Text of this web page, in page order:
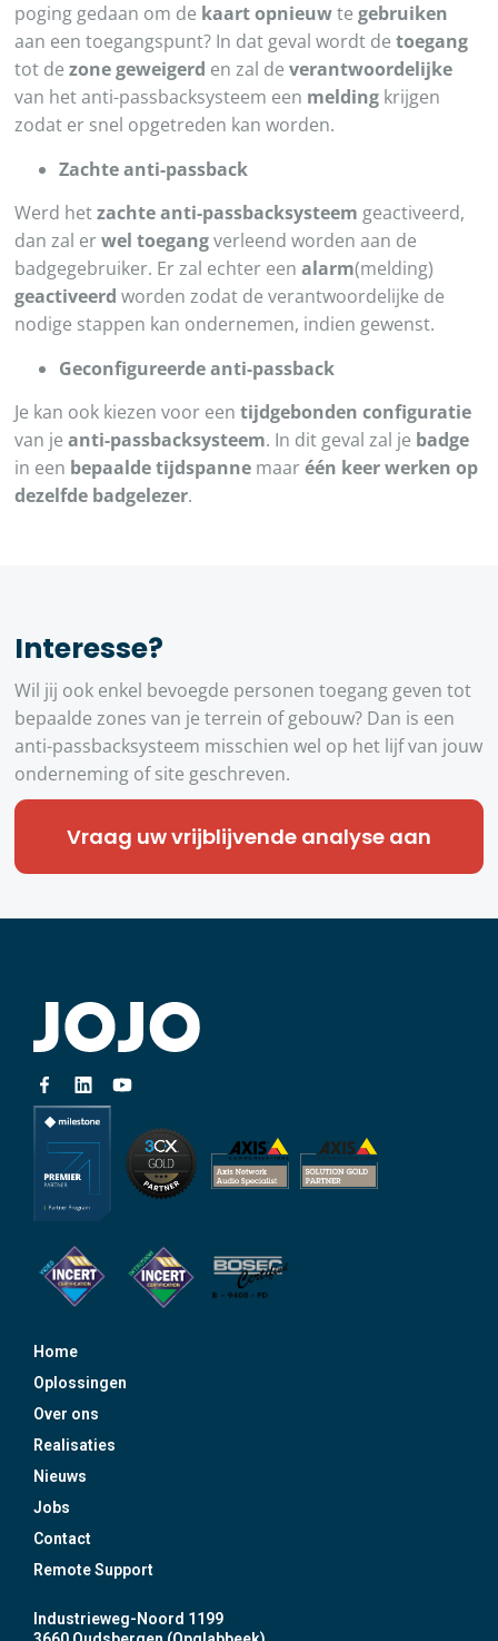
poging gedaan om de kaart opnieuwtegebruiken
aan een toegangspunt? In dat geval wordt detoegang
tot dezone geweigerd en zal deverantwoordelijke
van het anti-passbacksysteem een melding krijgen
zodat er snel opgetreden kan worden.
Zachte anti-passback
Werd hetzachte anti-passbacksysteem geactiveerd,
dan zal erwel toegangverleend worden aan de
badgegebruiker. Er zal echter eenalarm(melding)
geactiveerd worden zodat de verantwoordelijke de
nodige stappen kan ondernemen, indien gewenst.
Geconfigureerde anti-passback
Je kan ook kiezen voor eentijdgebonden configuratie
van jeanti-passbacksysteem. In dit geval zal je badge
in een bepaalde tijdspanne maaréén keer werken op
dezelfde badgelezer.
Interesse?
Wil jij ook enkel bevoegde personen toegang geven tot
bepaalde zones van je terrein of gebouw? Dan is een
anti-passbacksysteem misschien wel op het lijf van jouw
onderneming of site geschreven.
Vraag uw vrijblijvende analyse aan
Home
Oplossingen
Over ons
Realisaties
Nieuws
Jobs
Contact
Remote Support
Industrieweg-Noord 1199